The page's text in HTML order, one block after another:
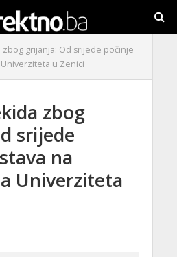
zbog grijanja: Od srijede počinje
u Zenici
zbog
srijede
na
Univerziteta